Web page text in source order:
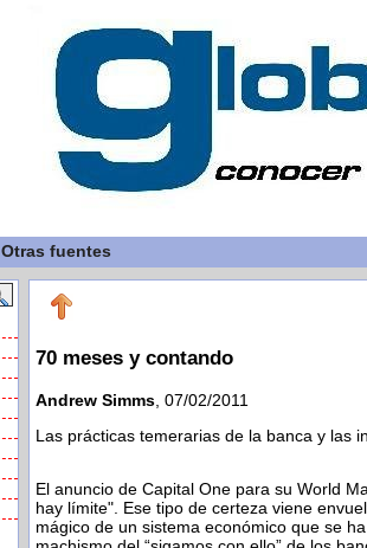
Otras fuentes
70 meses y contando
Andrew Simms , 07/02/2011
Las prácticas temerarias de la banca y las
El anuncio de Capital One para su World
hay límite". Ese tipo de certeza viene
mágico de un sistema económico que se